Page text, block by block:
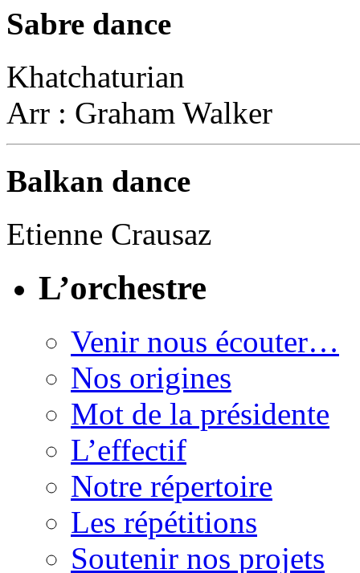
Sabre dance
Khatchaturian
Arr : Graham Walker
Balkan dance
Etienne Crausaz
L’orchestre
Venir nous écouter…
Nos origines
Mot de la présidente
L’effectif
Notre répertoire
Les répétitions
Soutenir nos projets